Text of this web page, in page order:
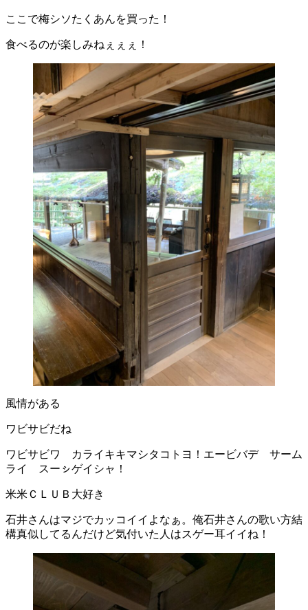
ここで梅シソたくあんを買った！
食べるのが楽しみねぇぇぇ！
風情がある
ワビサビだね
ワビサビワ カライキキマシタコトヨ！エービバデ サーム
ライ スーㇱゲイシャ！
米米ＣＬＵＢ大好き
石井さんはマジでカッコイイよなぁ。俺石井さんの歌い方結
構真似してるんだけど気付いた人はスゲー耳イイね！